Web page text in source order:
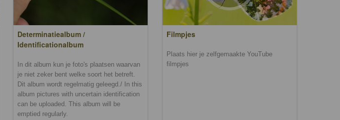
Determinatiealbum /
Identificationalbum
In dit album kun je foto's plaatsen waarvan
je niet zeker bent welke soort het betreft.
Dit album wordt regelmatig geleegd./ In this
album pictures with uncertain identification
can be uploaded. This album will be
emptied regularly.
Filmpjes
Plaats hier je zelfgemaakte YouTube
filmpjes